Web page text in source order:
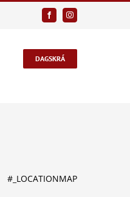
FacebookInstagram
DAGSKRÁ
#_LOCATIONMAP